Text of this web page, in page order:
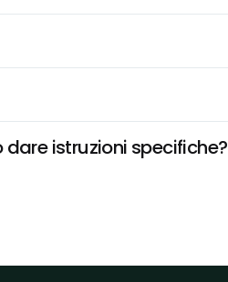
istruzioni specifiche?